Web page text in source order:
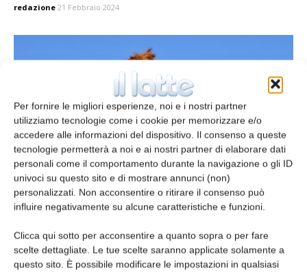
Per fornire le migliori esperienze, noi e i nostri partner
utilizziamo tecnologie come i cookie per memorizzare e/o
accedere alle informazioni del dispositivo. Il consenso a queste
tecnologie permetterà a noi e ai nostri partner di elaborare dati
personali come il comportamento durante la navigazione o gli ID
univoci su questo sito e di mostrare annunci (non)
personalizzati. Non acconsentire o ritirare il consenso può
influire negativamente su alcune caratteristiche e funzioni.
Clicca qui sotto per acconsentire a quanto sopra o per fare
scelte dettagliate. Le tue scelte saranno applicate solamente a
questo sito. È possibile modificare le impostazioni in qualsiasi
redazione 21 Febbraio 2024
Diminuisce l’impiego di antibiotici negli
animali da produzione alimentare
Leggi la rivista